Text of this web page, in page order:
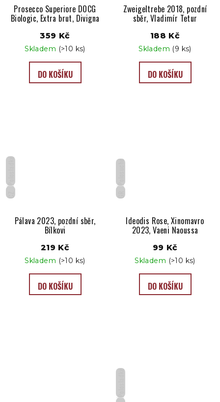
Prosecco Superiore DOCG
Biologic, Extra brut, Divigna
359 Kč
Skladem (>10 ks)
DO KOŠÍKU
Zweigeltrebe 2018, pozdní
sběr, Vladimír Tetur
188 Kč
Skladem (9 ks)
DO KOŠÍKU
CZ
Pálava 2023, pozdní sběr,
Bílkovi
219 Kč
Skladem (>10 ks)
DO KOŠÍKU
GR
Ideodis Rose, Xinomavro
2023, Vaeni Naoussa
99 Kč
Skladem (>10 ks)
DO KOŠÍKU